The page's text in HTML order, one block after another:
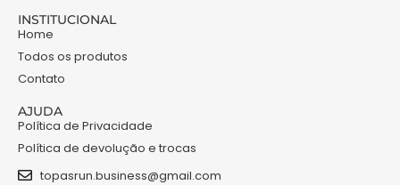
INSTITUCIONAL
Home
Todos os produtos
Contato
AJUDA
Política de Privacidade
Política de devolução e trocas
topasrun.business@gmail.com